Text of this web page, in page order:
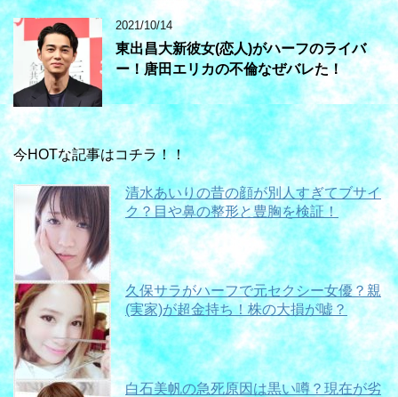
2021/10/14
東出昌大新彼女(恋人)がハーフのライバ
ー！唐田エリカの不倫なぜバレた！
今HOTな記事はコチラ！！
清水あいりの昔の顔が別人すぎてブサイ
ク？目や鼻の整形と豊胸を検証！
久保サラがハーフで元セクシー女優？親
(実家)が超金持ち！株の大損が嘘？
白石美帆の急死原因は黒い噂？現在が劣